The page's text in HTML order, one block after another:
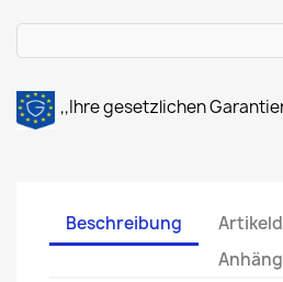
,,Ihre gesetzlichen
Beschreibung